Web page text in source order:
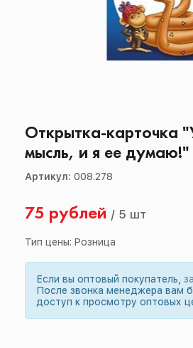
Открытка-карточка
мысль, и я ее думаю!"
Артикул: 008.278
75 рублей / 5 шт
Тип цены: Розница
Если вы оптовый покупатель,
После звонка менеджера вам
доступ к просмотру оптовых